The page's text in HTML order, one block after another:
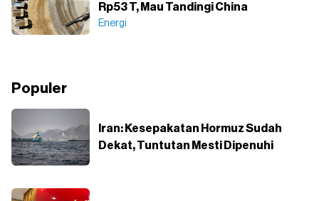
Rp53 T, Mau Tandingi China
Energi
Populer
Iran: Kesepakatan Hormuz Sudah
Dekat, Tuntutan Mesti Dipenuhi